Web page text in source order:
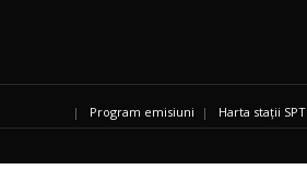
| Program emisiuni | Harta stații